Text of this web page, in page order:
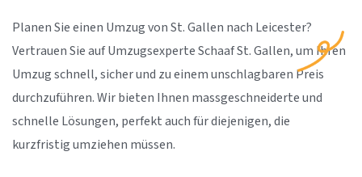
Planen Sie einen Umzug von St. Gallen nach Leicester?
Vertrauen Sie auf Umzugsexperte Schaaf St. Gallen, um Ihren
Umzug schnell, sicher und zu einem unschlagbaren Preis
durchzuführen. Wir bieten Ihnen massgeschneiderte und
schnelle Lösungen, perfekt auch für diejenigen, die
kurzfristig umziehen müssen.